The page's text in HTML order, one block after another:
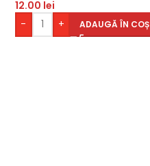
12.00 lei
-
+ ADAUGĂ ÎN COȘ